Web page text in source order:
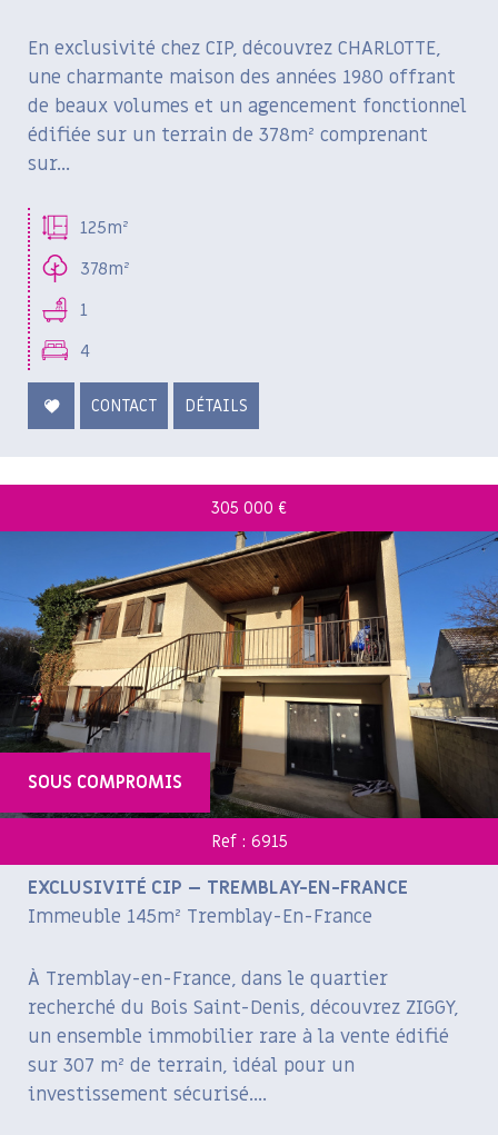
En exclusivité chez CIP, découvrez CHARLOTTE,
une charmante maison des années 1980 offrant
de beaux volumes et un agencement fonctionnel
édifiée sur un terrain de 378m² comprenant
sur...
125m²
378m²
1
4
CONTACT DÉTAILS
SOUS COMPROMIS
305 000 €
Ref : 6915
EXCLUSIVITÉ CIP – TREMBLAY-EN-FRANCE
Immeuble 145m² Tremblay-En-France
À Tremblay-en-France, dans le quartier
recherché du Bois Saint-Denis, découvrez ZIGGY,
un ensemble immobilier rare à la vente édifié
sur 307 m² de terrain, idéal pour un
investissement sécurisé....